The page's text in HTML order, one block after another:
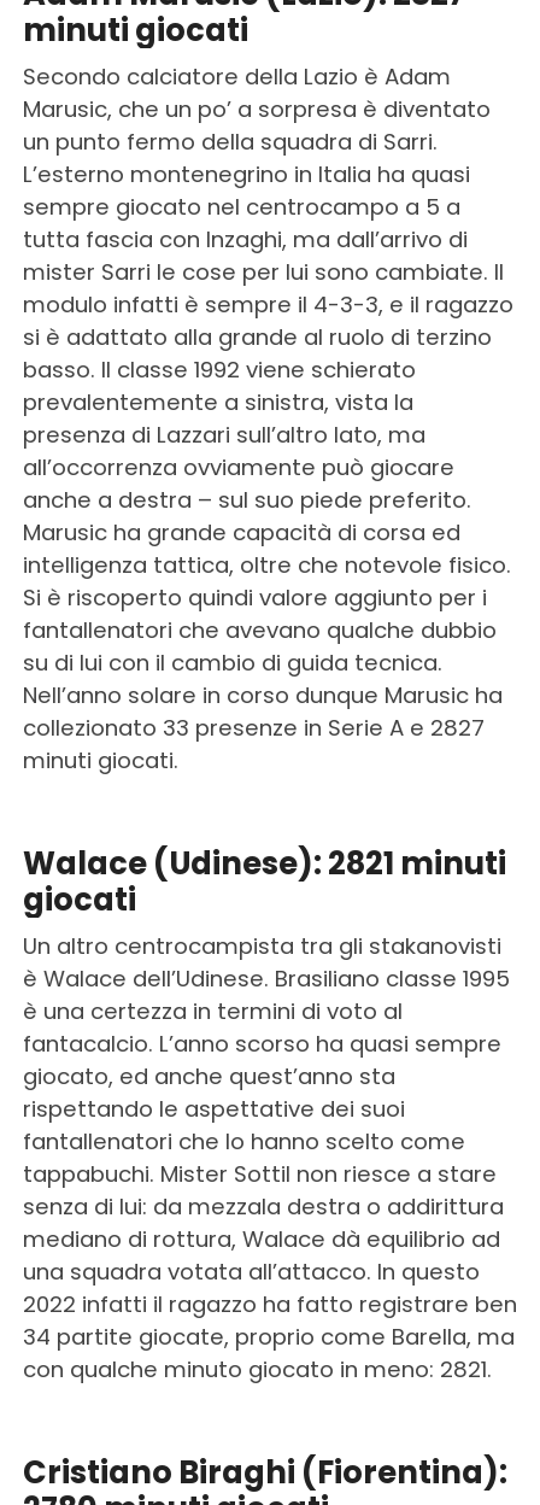
minuti giocati
Secondo calciatore della Lazio è Adam
Marusic, che un po’ a sorpresa è diventato
un punto fermo della squadra di Sarri.
L’esterno montenegrino in Italia ha quasi
sempre giocato nel centrocampo a 5 a
tutta fascia con Inzaghi, ma dall’arrivo di
mister Sarri le cose per lui sono cambiate. Il
modulo infatti è sempre il 4-3-3, e il ragazzo
si è adattato alla grande al ruolo di terzino
basso. Il classe 1992 viene schierato
prevalentemente a sinistra, vista la
presenza di Lazzari sull’altro lato, ma
all’occorrenza ovviamente può giocare
anche a destra – sul suo piede preferito.
Marusic ha grande capacità di corsa ed
intelligenza tattica, oltre che notevole fisico.
Si è riscoperto quindi valore aggiunto per i
fantallenatori che avevano qualche dubbio
su di lui con il cambio di guida tecnica.
Nell’anno solare in corso dunque Marusic ha
collezionato 33 presenze in Serie A e 2827
minuti giocati.
Walace (Udinese): 2821 minuti
giocati
Un altro centrocampista tra gli stakanovisti
è Walace dell’Udinese. Brasiliano classe 1995
è una certezza in termini di voto al
fantacalcio. L’anno scorso ha quasi sempre
giocato, ed anche quest’anno sta
rispettando le aspettative dei suoi
fantallenatori che lo hanno scelto come
tappabuchi. Mister Sottil non riesce a stare
senza di lui: da mezzala destra o addirittura
mediano di rottura, Walace dà equilibrio ad
una squadra votata all’attacco. In questo
2022 infatti il ragazzo ha fatto registrare ben
34 partite giocate, proprio come Barella, ma
con qualche minuto giocato in meno: 2821.
Cristiano Biraghi (Fiorentina):